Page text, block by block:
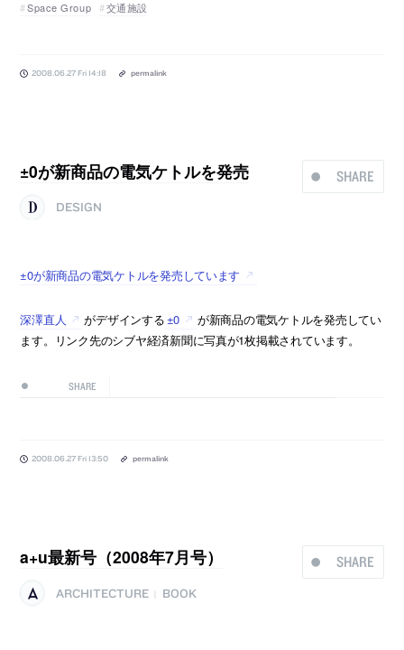
Space Group 交通施設
2008.06.27 Fri 14:18 permalink
SHARE
±0が新商品の電気ケトルを発売
DESIGN
±0が新商品の電気ケトルを発売しています
深澤直人 がデザインする ±0
が新商品の電気ケトルを発売してい
ます。リンク先のシブヤ経済新聞に写真が1枚掲載されています。
SHARE
2008.06.27 Fri 13:50 permalink
SHARE
a+u最新号（2008年7月号）
ARCHITECTURE BOOK